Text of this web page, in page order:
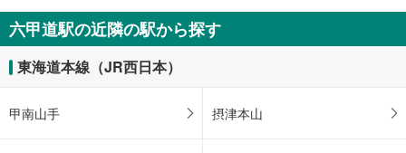
六甲道駅の近隣の駅から探す
東海道本線（JR西日本）
甲南山手 摂津本山